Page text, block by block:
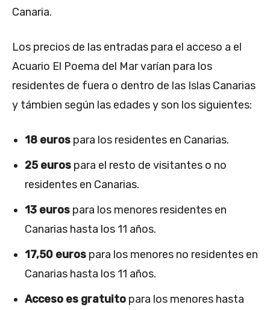
Canaria.
Los precios de las entradas para el acceso a el
Acuario El Poema del Mar varían para los
residentes de fuera o dentro de las Islas Canarias
y támbien según las edades y son los siguientes:
18 euros para los residentes en Canarias.
25 euros para el resto de visitantes o no
residentes en Canarias.
13 euros para los menores residentes en
Canarias hasta los 11 años.
17,50 euros para los menores no residentes en
Canarias hasta los 11 años.
Acceso es gratuito para los menores hasta